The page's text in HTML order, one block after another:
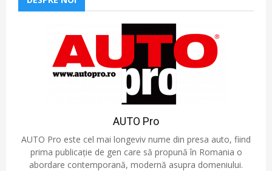
AUTO Pro
AUTO Pro este cel mai longeviv nume din presa auto, fiind
prima publicație de gen care să propună în Romania o
abordare contemporană, modernă asupra domeniului.